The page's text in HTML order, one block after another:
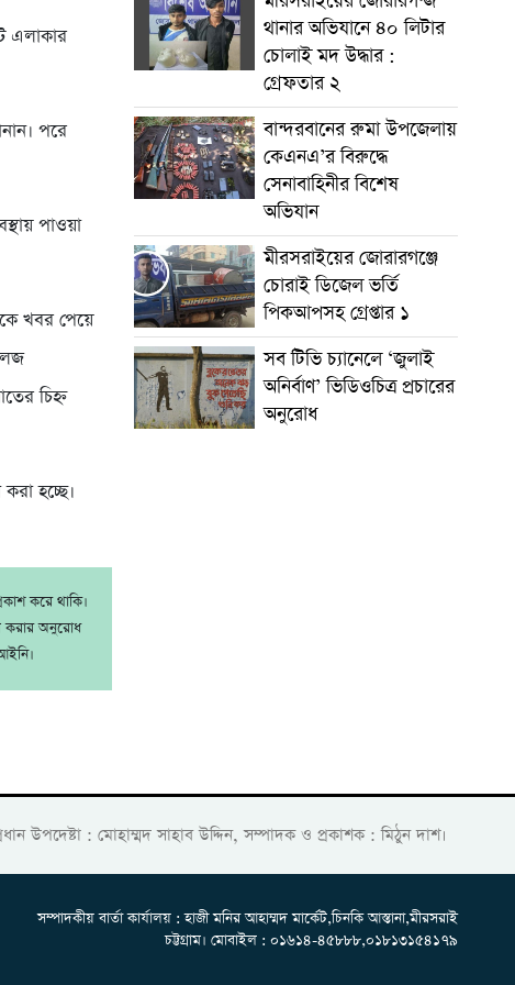
এলাকার
পরে
পাওয়া
খবর পেয়ে
চিহ্ন
হচ্ছে।
করে থাকি।
করার অনুরোধ
থানার অভিযানে ৪০ লিটার
চোলাই মদ উদ্ধার :
গ্রেফতার ২
বান্দরবানের রুমা উপজেলায়
কেএনএ’র বিরুদ্ধে
সেনাবাহিনীর বিশেষ
অভিযান
মীরসরাইয়ের জোরারগঞ্জে
চোরাই ডিজেল ভর্তি
পিকআপসহ গ্রেপ্তার ১
সব টিভি চ্যানেলে ‘জুলাই
অনির্বাণ’ ভিডিওচিত্র প্রচারের
অনুরোধ
উপদেষ্টা : মোহাম্মদ সাহাব উদ্দিন, সম্পাদক ও প্রকাশক : মিঠুন দাশ।
সম্পাদকীয় বার্তা কার্যালয় : হাজী মনির আহাম্মদ মার্কেট,চিনকি আস্তানা,মীরসরাই
চট্টগ্রাম। মোবাইল : ০১৬১৪-৪৫৮৮৮,০১৮১৩১৫৪১৭৯